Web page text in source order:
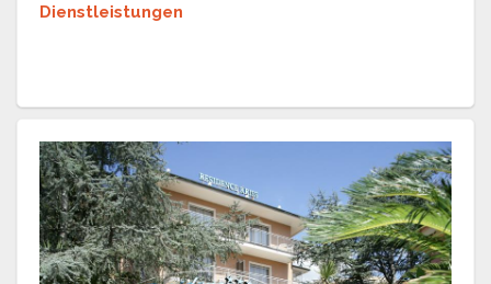
Dienstleistungen